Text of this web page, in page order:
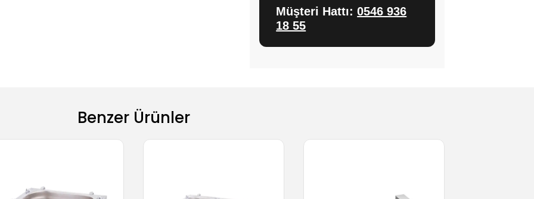
Müşteri Hattı:0546 936
18 55
Benzer Ürünler